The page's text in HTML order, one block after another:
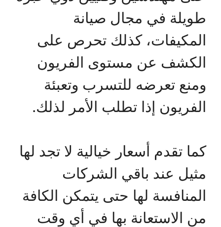
طويلة في مجال صيانة
المكيفات، كذلك تحرص على
الكشف عن مستوى الفريون
ومنع تعرضه للتسرب وتعبئة
الفريون إذا تطلب الأمر لذلك.
كما تقدم أسعار خيالية لا تجد لها
مثيل عند باقي الشركات
المنافسة لها حتى يتمكن الكافة
من الاستعانة بها في أي وقت